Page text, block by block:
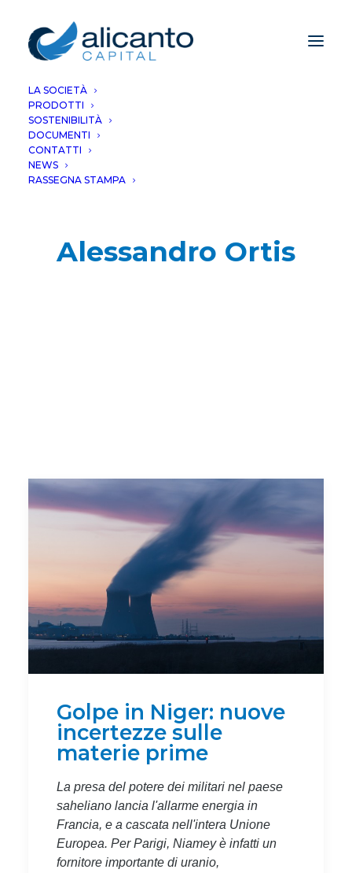
LA SOCIETÀ
PRODOTTI
SOSTENIBILITÀ
DOCUMENTI
CONTATTI
NEWS
RASSEGNA STAMPA
Alessandro Ortis
Golpe in Niger: nuove
incertezze sulle
materie prime
La presa del potere dei militari nel paese
saheliano lancia l'allarme energia in
Francia, e a cascata nell'intera Unione
Europea. Per Parigi, Niamey è infatti un
fornitore importante di uranio,